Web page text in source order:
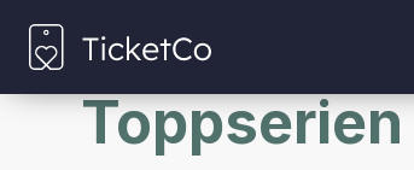
Toppserien